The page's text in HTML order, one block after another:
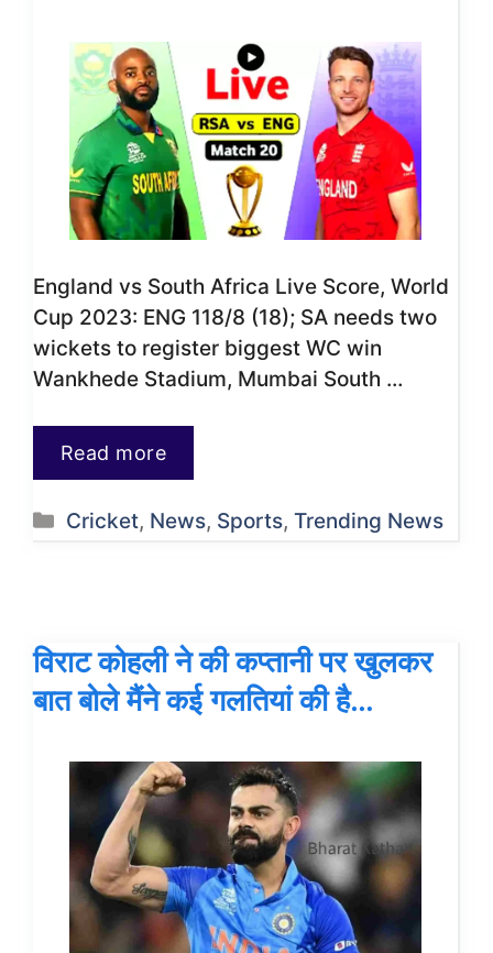
England vs South Africa Live Score, World
Cup 2023: ENG 118/8 (18); SA needs two
wickets to register biggest WC win
Wankhede Stadium, Mumbai South …
Read more
Categories
Cricket, News, Sports,Trending News
विराट कोहली ने की कप्तानी पर खुलकर
बात बोले मैंने कई गलतियां की है…